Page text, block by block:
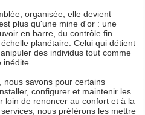
organisée, elle devient
plus qu'une mine d'or : une
en barre, du contrôle fin
planétaire. Celui qui détient
des individus tout comme
nous savons pour certains
configurer et maintenir les
loin de renoncer au confort et à la
nous préférons les mettre